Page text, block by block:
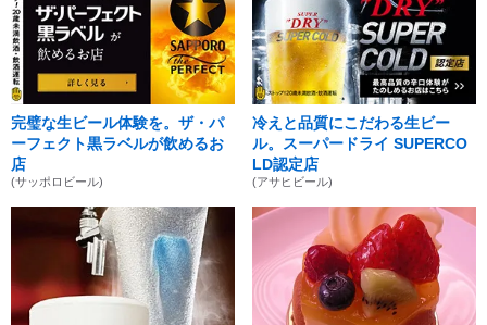
完璧な生ビール体験を。ザ・パ
ーフェクト黒ラベルが飲めるお
店
(サッポロビール)
冷えと品質にこだわる生ビー
ル。スーパードライ SUPERCO
LD認定店
(アサヒビール)